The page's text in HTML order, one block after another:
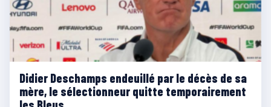
Didier Deschamps endeuillé par le décès de sa
mère, le sélectionneur quitte temporairement